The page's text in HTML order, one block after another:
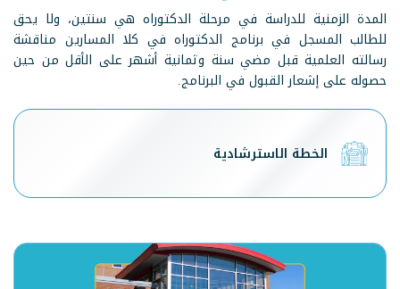
المدة الزمنية للدراسة في مرحلة الدكتوراه هي سنتين، ولا يحق
للطالب المسجل في برنامج الدكتوراه في كلا المسارين مناقشة
رسالته العلمية قبل مضي سنة وثمانية أشهر على الأقل من حين
حصوله على إشعار القبول في البرنامج.
الخطة الاسترشادية